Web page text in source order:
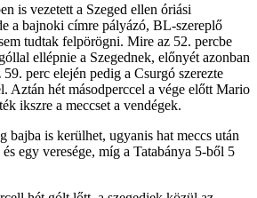
is vezetett a Szeged ellen óriási
a bajnoki címre pályázó, BL-szereplő
tudtak felpörögni. Mire az 52. percbe
ellépnie a Szegednek, előnyét azonban
perc elején pedig a Csurgó szerezte
Aztán hét másodperccel a vége előtt Mario
ikszre a meccset a vendégek.
bajba is kerülhet, ugyanis hat meccs után
egy veresége, míg a Tatabánya 5-ből 5